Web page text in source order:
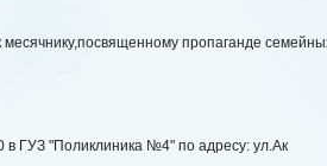
пропаганде
в ГУЗ "Поликлиника №4" по адресу: ул.Ак